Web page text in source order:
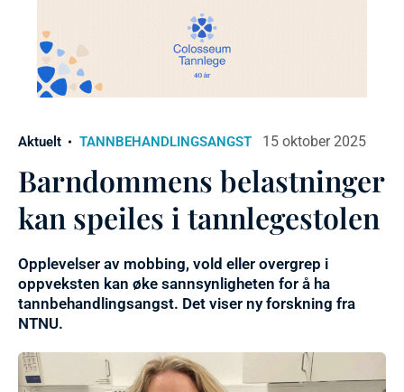
Aktuelt TANNBEHANDLINGSANGST 15 oktober 2025
Barndommens belastninger
kan speiles i tannlegestolen
Opplevelser av mobbing, vold eller overgrep i
oppveksten kan øke sannsynligheten for å ha
tannbehandlingsangst. Det viser ny forskning fra
NTNU.